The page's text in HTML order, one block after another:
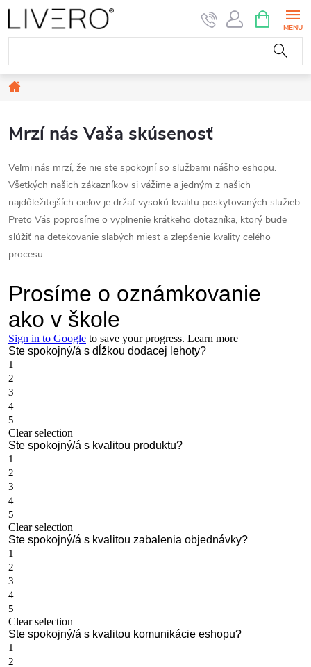
Prejsť
na
obsah
KOŠÍK
Mrzí nás Vaša skúsenosť
Veľmi nás mrzí, že nie ste spokojní so službami nášho eshopu.
Všetkých našich zákazníkov si vážime a jedným z našich
najdôležitejších cieľov je držať vysokú kvalitu poskytovaných služieb.
Preto Vás poprosíme o vyplnenie krátkeho dotazníka, ktorý bude
slúžiť na detekovanie slabých miest a zlepšenie kvality celého
procesu.